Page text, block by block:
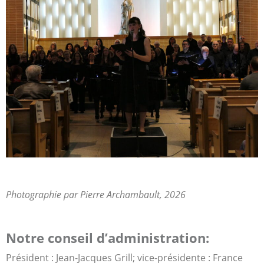
Photographie par Pierre Archambault, 2026
Notre conseil d’administration:
Président : Jean-Jacques Grill; vice-présidente : France